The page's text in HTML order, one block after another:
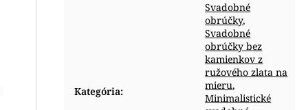
Kategória:
Svadobné
obrúčky,
Svadobné
obrúčky bez
kamienkov z
ružového zlata na
mieru,
Minimalistické